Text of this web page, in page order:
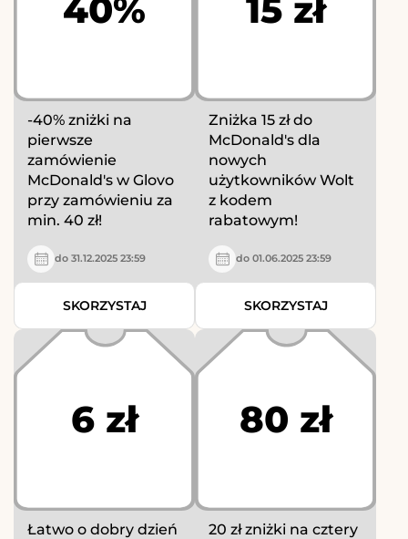
40%
-40% zniżki na
pierwsze
zamówienie
McDonald's w Glovo
przy zamówieniu za
min. 40 zł!
do 31.12.2025 23:59
SKORZYSTAJ
15 zł
Zniżka 15 zł do
McDonald's dla
nowych
użytkowników Wolt
z kodem
rabatowym!
do 01.06.2025 23:59
SKORZYSTAJ
6 zł
Łatwo o dobry dzień
80 zł
20 zł zniżki na cztery